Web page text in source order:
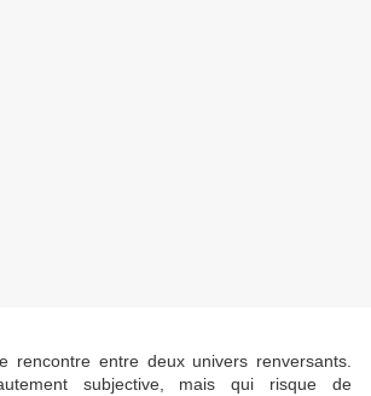
rencontre entre deux univers renversants.
subjective, mais qui risque de